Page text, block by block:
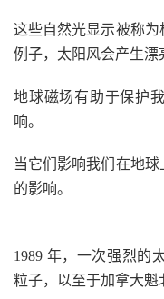
这些自然光显示被称
例子，太阳风会产生漂
地球磁场有助于保护
响。
当它们影响我们在地球
的影响。
1989 年，一次强烈的
粒子，以至于加拿大魁